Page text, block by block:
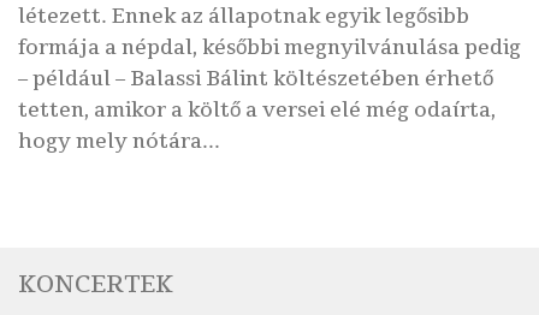
létezett. Ennek az állapotnak egyik legősibb
formája a népdal, későbbi megnyilvánulása pedig
– például – Balassi Bálint költészetében érhető
tetten, amikor a költő a versei elé még odaírta,
hogy mely nótára...
KONCERTEK